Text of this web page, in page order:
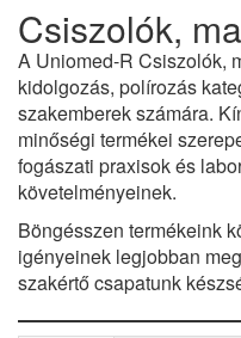
Csiszolók,
A Uniomed-R Csiszolók,
kidolgozás, polírozás
szakemberek számára.
minőségi termékei
fogászati praxisok és
követelményeinek.
Böngésszen termékeink
igényeinek legjobban
szakértő csapatunk